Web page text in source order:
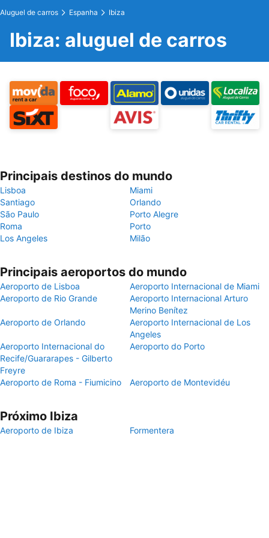
Aluguel de carros Espanha Ibiza
Ibiza: aluguel de carros
Principais destinos do mundo
Lisboa
Miami
Santiago
Orlando
São Paulo
Porto Alegre
Roma
Porto
Los Angeles
Milão
Principais aeroportos do mundo
Aeroporto de Lisboa
Aeroporto Internacional de Miami
Aeroporto de Rio Grande
Aeroporto Internacional Arturo
Merino Benítez
Aeroporto de Orlando
Aeroporto Internacional de Los
Angeles
Aeroporto Internacional do
Recife/Guararapes - Gilberto
Freyre
Aeroporto do Porto
Aeroporto de Roma - Fiumicino Aeroporto de Montevidéu
Próximo Ibiza
Aeroporto de Ibiza Formentera